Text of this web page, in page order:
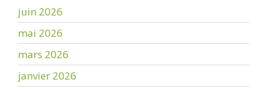
juin 2026
mai 2026
mars 2026
janvier 2026